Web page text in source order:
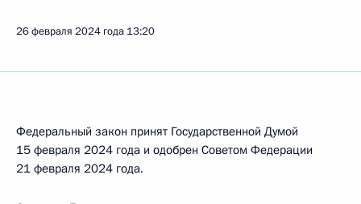
26 февраля 2024 года 13:20
Федеральный закон принят Государственной Думой
15 февраля 2024 года и одобрен Советом Федерации
21 февраля 2024 года.